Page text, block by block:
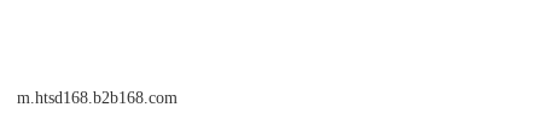
m.htsd168.b2b168.com